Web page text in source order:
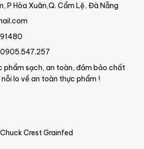
P Hòa Xuân,Q. Cẩm Lệ, Đà Nẵng
0905.547.257
phẩm sạch, an toàn, đảm bảo chất
lo về an toàn thực phẩm !
Crest Grainfed